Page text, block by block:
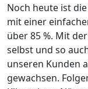
Noch heute ist
mit einer
über 85 %. Mit
selbst und so
unseren Kunden
gewachsen.